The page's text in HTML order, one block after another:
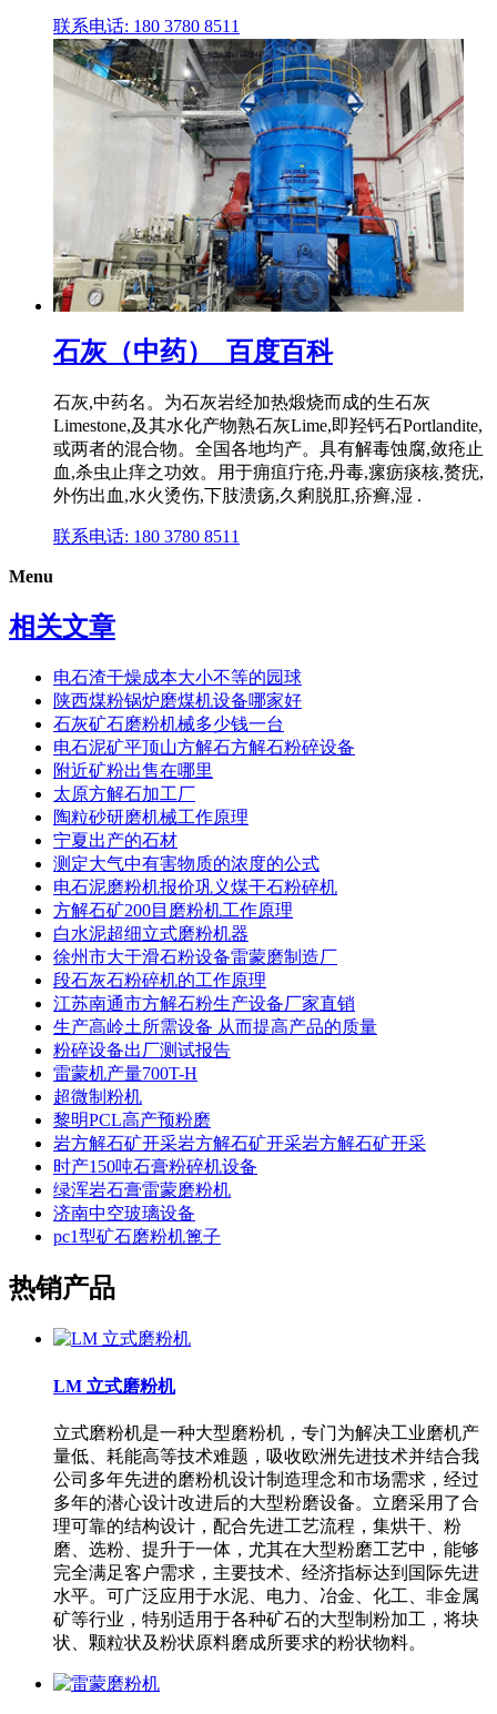
联系电话: 180 3780 8511
石灰（中药）_百度百科
石灰,中药名。为石灰岩经加热煅烧而成的生石灰
Limestone,及其水化产物熟石灰Lime,即羟钙石Portlandite,
或两者的混合物。全国各地均产。具有解毒蚀腐,敛疮止
血,杀虫止痒之功效。用于痈疽疔疮,丹毒,瘰疬痰核,赘疣,
外伤出血,水火烫伤,下肢溃疡,久痢脱肛,疥癣,湿 .
联系电话: 180 3780 8511
Menu
相关文章
电石渣干燥成本大小不等的园球
陕西煤粉锅炉磨煤机设备哪家好
石灰矿石磨粉机械多少钱一台
电石泥矿平顶山方解石方解石粉碎设备
附近矿粉出售在哪里
太原方解石加工厂
陶粒砂研磨机械工作原理
宁夏出产的石材
测定大气中有害物质的浓度的公式
电石泥磨粉机报价巩义煤干石粉碎机
方解石矿200目磨粉机工作原理
白水泥超细立式磨粉机器
徐州市大于滑石粉设备雷蒙磨制造厂
段石灰石粉碎机的工作原理
江苏南通市方解石粉生产设备厂家直销
生产高岭土所需设备 从而提高产品的质量
粉碎设备出厂测试报告
雷蒙机产量700T-H
超微制粉机
黎明PCL高产预粉磨
岩方解石矿开采岩方解石矿开采岩方解石矿开采
时产150吨石膏粉碎机设备
绿浑岩石膏雷蒙磨粉机
济南中空玻璃设备
pc1型矿石磨粉机篦子
热销产品
LM 立式磨粉机
立式磨粉机是一种大型磨粉机，专门为解决工业磨机产
量低、耗能高等技术难题，吸收欧洲先进技术并结合我
公司多年先进的磨粉机设计制造理念和市场需求，经过
多年的潜心设计改进后的大型粉磨设备。立磨采用了合
理可靠的结构设计，配合先进工艺流程，集烘干、粉
磨、选粉、提升于一体，尤其在大型粉磨工艺中，能够
完全满足客户需求，主要技术、经济指标达到国际先进
水平。可广泛应用于水泥、电力、冶金、化工、非金属
矿等行业，特别适用于各种矿石的大型制粉加工，将块
状、颗粒状及粉状原料磨成所要求的粉状物料。